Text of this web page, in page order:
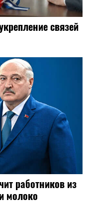
связей
работников из
молоко